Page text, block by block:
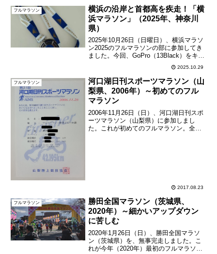
フルマラソン
横浜の沿岸と首都高を疾走！「横
浜マラソン」（2025年、神奈川
県）
2025年10月26日（日曜日）、横浜マラソ
ン2025のフルマラソンの部に参加してき
ました。今回、GoPro（13Black）をキャ
ップにセットし、動画撮影しながらフル
を走るという初めての試みをしました。
おかげで首も肩もバキバキに凝ってし
ま...
2025.10.29
フルマラソン
河口湖日刊スポーツマラソン（山
梨県、2006年）～初めてのフル
マラソン
2006年11月26日（日）、河口湖日刊スポ
ーツマラソン（山梨県）に参加しまし
た。これが初めてのフルマラソン。全都
2017.08.23
フルマラソン
勝田全国マラソン（茨城県、
2020年）～細かいアップダウン
に苦しむ
2020年1月26日（日）、勝田全国マラソ
ン（茨城県）を、無事完走しました。こ
れが今年（2020年）最初のフルマラソ